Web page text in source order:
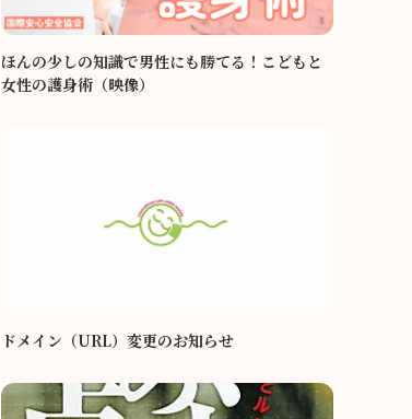
ほんの少しの知識で男性にも勝てる！こどもと
女性の護身術（映像）
ドメイン（URL）変更のお知らせ